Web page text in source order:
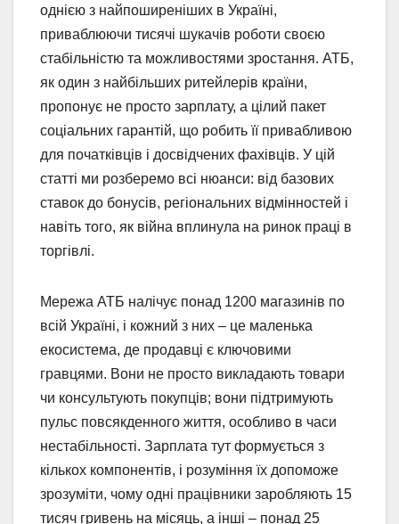
однією з найпоширеніших в Україні,
приваблюючи тисячі шукачів роботи своєю
стабільністю та можливостями зростання. АТБ,
як один з найбільших ритейлерів країни,
пропонує не просто зарплату, а цілий пакет
соціальних гарантій, що робить її привабливою
для початківців і досвідчених фахівців. У цій
статті ми розберемо всі нюанси: від базових
ставок до бонусів, регіональних відмінностей і
навіть того, як війна вплинула на ринок праці в
торгівлі.
Мережа АТБ налічує понад 1200 магазинів по
всій Україні, і кожний з них – це маленька
екосистема, де продавці є ключовими
гравцями. Вони не просто викладають товари
чи консультують покупців; вони підтримують
пульс повсякденного життя, особливо в часи
нестабільності. Зарплата тут формується з
кількох компонентів, і розуміння їх допоможе
зрозуміти, чому одні працівники заробляють 15
тисяч гривень на місяць, а інші – понад 25